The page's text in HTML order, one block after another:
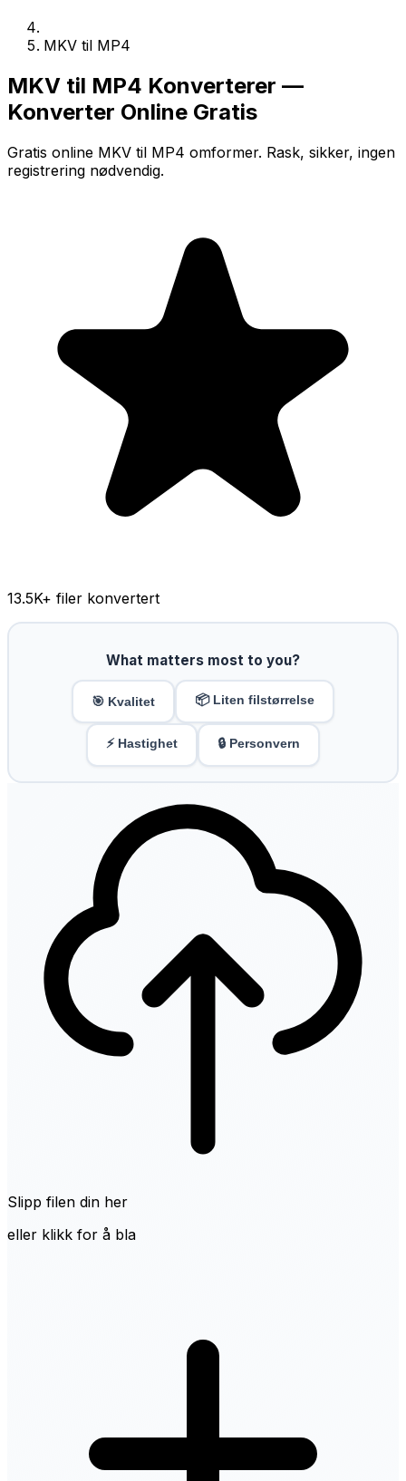
MKV til MP4
MKV til MP4 Konverterer —
Konverter Online Gratis
Gratis online MKV til MP4 omformer. Rask, sikker, ingen
registrering nødvendig.
13.5K+ filer konvertert
What matters most to you?
🎯 Kvalitet 📦 Liten filstørrelse
⚡ Hastighet 🔒 Personvern
Slipp filen din her
eller klikk for å bla